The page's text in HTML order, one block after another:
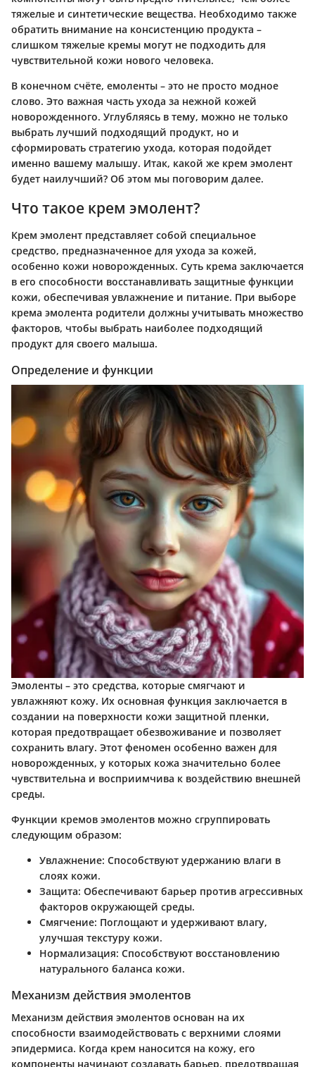
тяжелые и синтетические вещества. Необходимо также
обратить внимание на консистенцию продукта –
слишком тяжелые кремы могут не подходить для
чувствительной кожи нового человека.
В конечном счёте, емоленты – это не просто модное
слово. Это важная часть ухода за нежной кожей
новорожденного. Углубляясь в тему, можно не только
выбрать лучший подходящий продукт, но и
сформировать стратегию ухода, которая подойдет
именно вашему малышу. Итак, какой же крем эмолент
будет наилучший? Об этом мы поговорим далее.
Что такое крем эмолент?
Крем эмолент представляет собой специальное
средство, предназначенное для ухода за кожей,
особенно кожи новорожденных. Суть крема заключается
в его способности восстанавливать защитные функции
кожи, обеспечивая увлажнение и питание. При выборе
крема эмолента родители должны учитывать множество
факторов, чтобы выбрать наиболее подходящий
продукт для своего малыша.
Определение и функции
Эмоленты – это средства, которые смягчают и
увлажняют кожу. Их основная функция заключается в
создании на поверхности кожи защитной пленки,
которая предотвращает обезвоживание и позволяет
сохранить влагу. Этот феномен особенно важен для
новорожденных, у которых кожа значительно более
чувствительна и восприимчива к воздействию внешней
среды.
Функции кремов эмолентов можно сгруппировать
следующим образом:
Увлажнение: Способствуют удержанию влаги в
слоях кожи.
Защита: Обеспечивают барьер против агрессивных
факторов окружающей среды.
Смягчение: Поглощают и удерживают влагу,
улучшая текстуру кожи.
Нормализация: Способствуют восстановлению
натурального баланса кожи.
Механизм действия эмолентов
Механизм действия эмолентов основан на их
способности взаимодействовать с верхними слоями
эпидермиса. Когда крем наносится на кожу, его
компоненты начинают создавать барьер, предотвращая